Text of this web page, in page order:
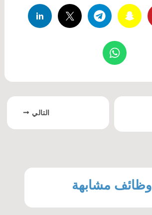
التالي
وظائف مشابهة